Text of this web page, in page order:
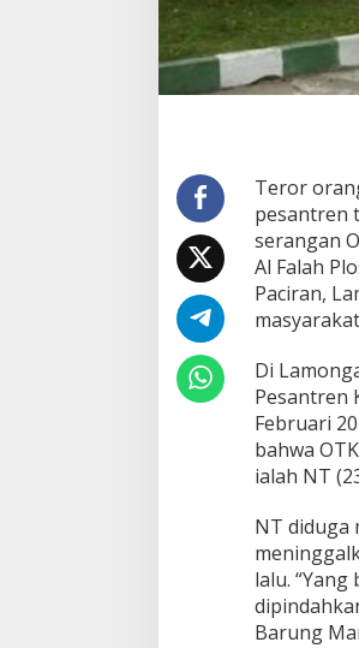
Teror
pesantren
serangan
Al Falah
Paciran,
Di
Pesantren
Februari
bahwa
ialah NT
NT diduga
lalu.
Barung